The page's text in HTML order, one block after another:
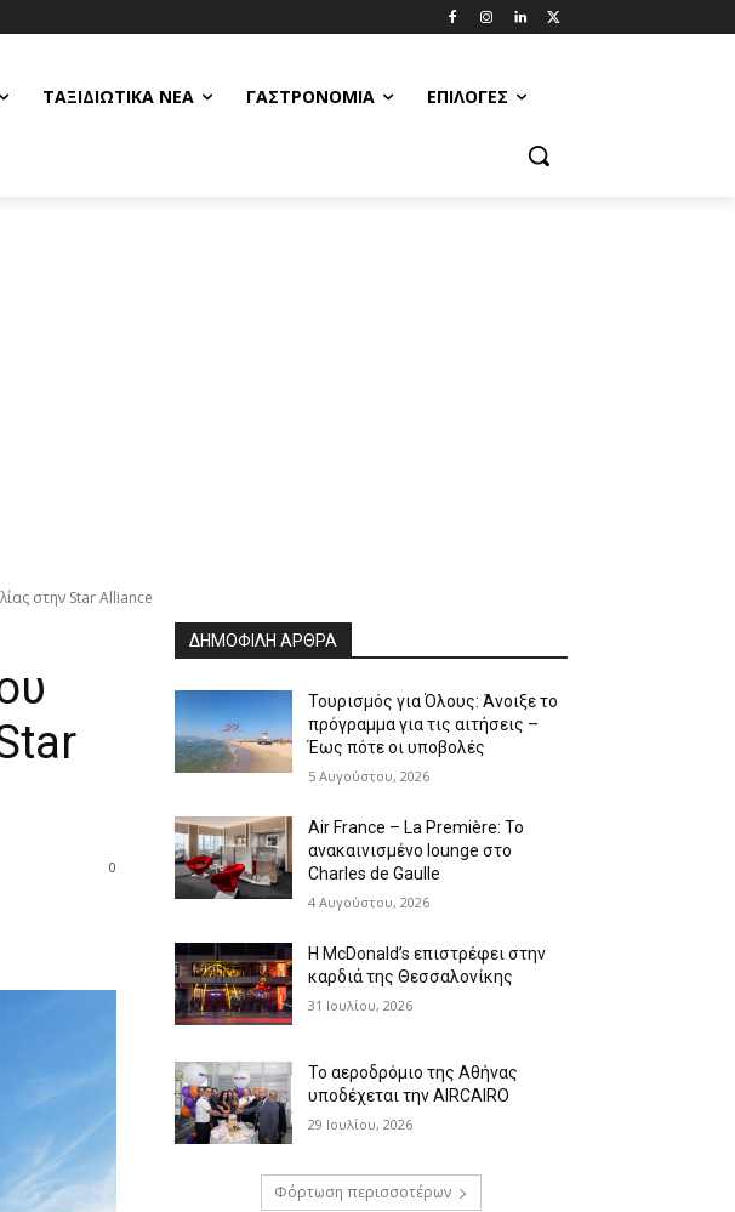
ΤΑΞΙΔΙΩΤΙΚΆ ΝΈΑ ΓΑΣΤΡΟΝΟΜΊΑ ΕΠΙΛΟΓΈΣ
στην Star Alliance
0
ΔΗΜΟΦΙΛΗ ΑΡΘΡΑ
Τουρισμός για Όλους: Άνοιξε το
πρόγραμμα για τις αιτήσεις –
Έως πότε οι υποβολές
5 Αυγούστου, 2026
Air France – La Première: Το
ανακαινισμένο lounge στο
Charles de Gaulle
4 Αυγούστου, 2026
Η McDonald’s επιστρέφει στην
καρδιά της Θεσσαλονίκης
31 Ιουλίου, 2026
Το αεροδρόμιο της Αθήνας
υποδέχεται την AIRCAIRO
29 Ιουλίου, 2026
Φόρτωση περισσοτέρων